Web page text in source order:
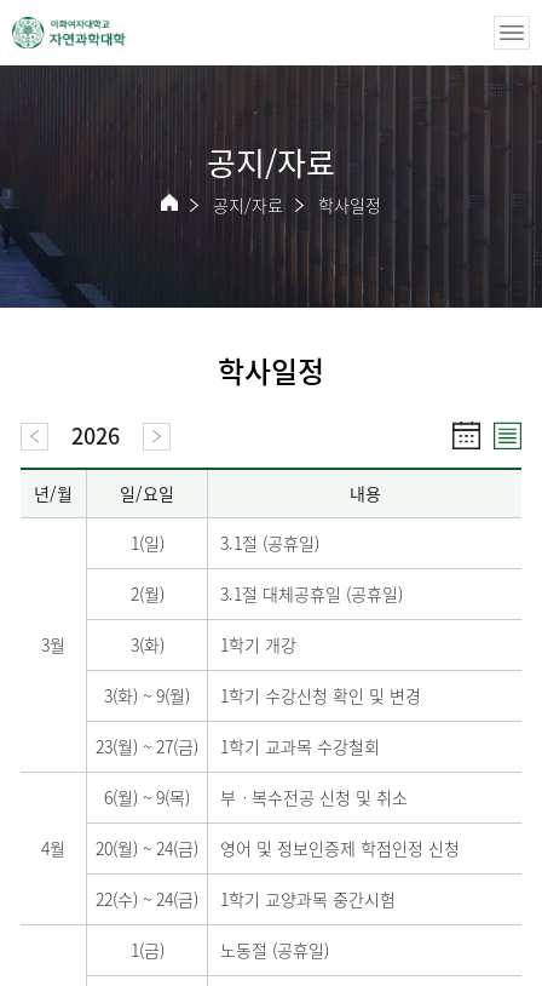
공지/자료
공지/자료 학사일정
학사일정
2026
년/월 일/요일 내용
3월
1(일) 3.1절 (공휴일)
2(월) 3.1절 대체공휴일 (공휴일)
3(화) 1학기 개강
3(화) ~ 9(월) 1학기 수강신청 확인 및 변경
23(월) ~ 27(금) 1학기 교과목 수강철회
4월
6(월) ~ 9(목) 부ㆍ복수전공 신청 및 취소
20(월) ~ 24(금) 영어 및 정보인증제 학점인정 신청
22(수) ~ 24(금) 1학기 교양과목 중간시험
1(금) 노동절 (공휴일)